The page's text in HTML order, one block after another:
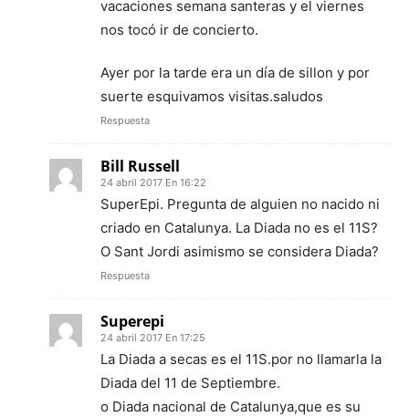
vacaciones semana santeras y el viernes
nos tocó ir de concierto.
Ayer por la tarde era un día de sillon y por
suerte esquivamos visitas.saludos
Respuesta
Bill Russell
24 abril 2017 En 16:22
SuperEpi. Pregunta de alguien no nacido ni
criado en Catalunya. La Diada no es el 11S?
O Sant Jordi asimismo se considera Diada?
Respuesta
Superepi
24 abril 2017 En 17:25
La Diada a secas es el 11S.por no llamarla la
Diada del 11 de Septiembre.
o Diada nacional de Catalunya,que es su